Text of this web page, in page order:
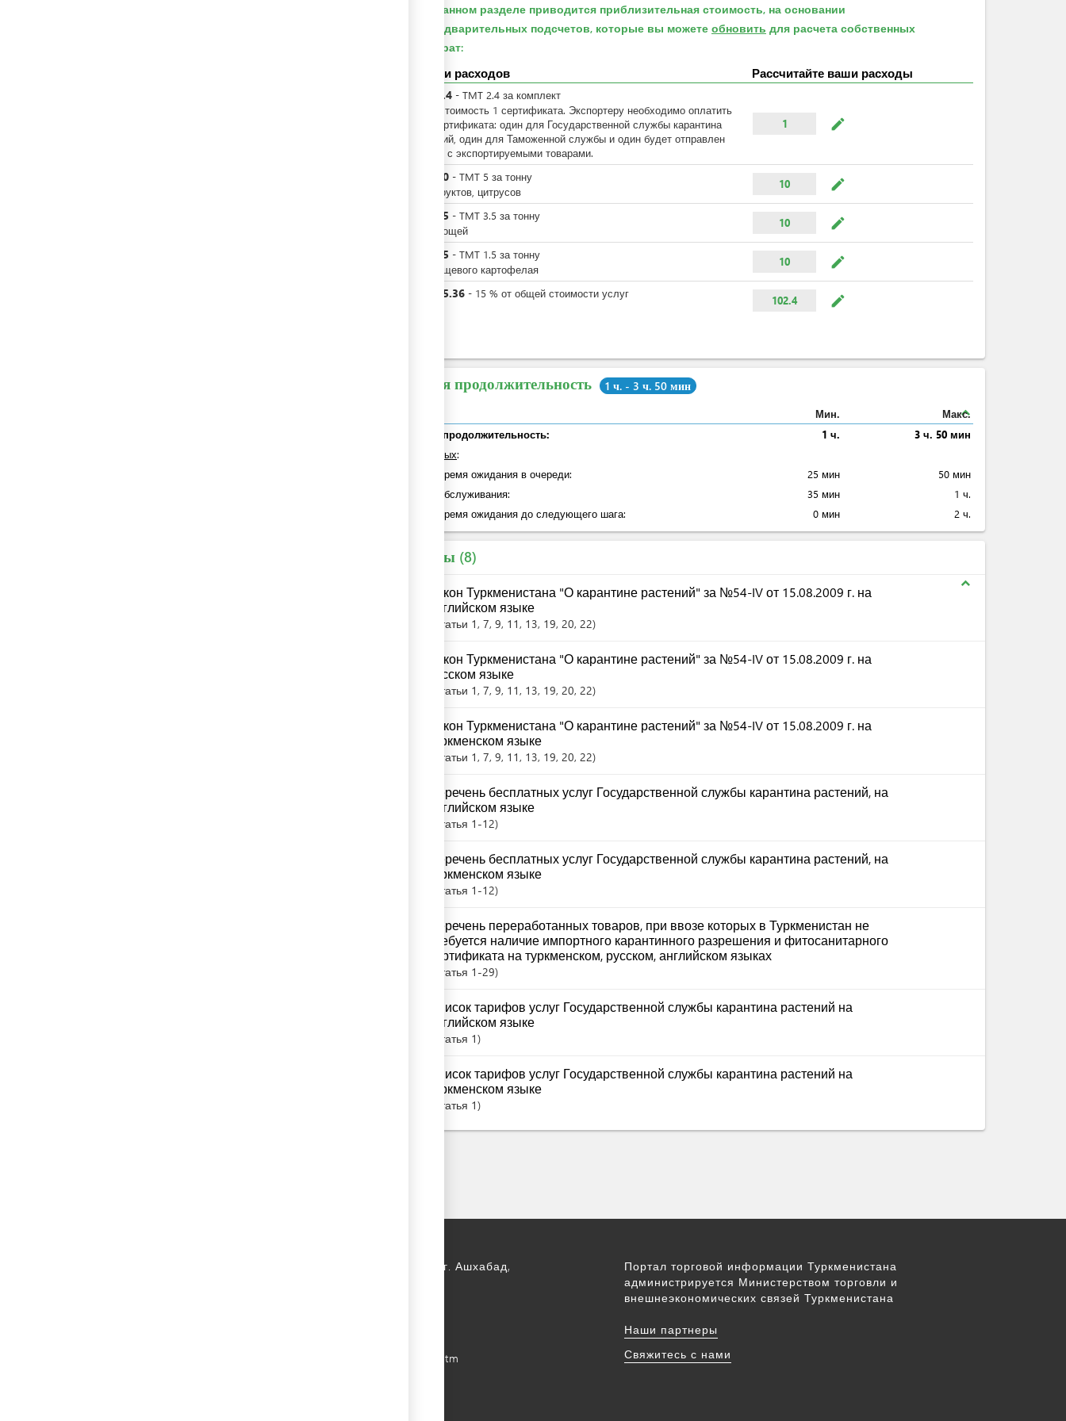
В данном разделе приводится приблизительная стоимость, на основании
предварительных подсчетов, которые вы можете обновить для расчета собственных
затрат:
Детали расходов Рассчитайте ваши расходы
2.4 - TMT 2.4 за комплект
2,76 - стоимость 1 сертификата. Экспортеру необходимо оплатить
за 3 сертификата: один для Государственной службы карантина
растений, один для Таможенной службы и один будет отправлен
вместе с экспортируемыми товарами.
1 mode_edit
50 - TMT 5 за тонну
для фруктов, цитрусов
10 mode_edit
35 - TMT 3.5 за тонну
для овощей
10 mode_edit
15 - TMT 1.5 за тонну
для пищевого картофелая
10 mode_edit
15.36 - 15 % от общей стоимости услуг
102.4 mode_edit
Общая продолжительность 1 ч. - 3 ч. 50 мин
expand_less
Мин.
Макс.
Общая продолжительность:
1 ч.
3 ч. 50 мин
из которых:
общее время ожидания в очереди:
25 мин
50 мин
Время обслуживания:
35 мин
1 ч.
общее время ожидания до следующего шага:
0 мин 2 ч.
Законы 8
expand_less
Закон Туркменистана "О карантине растений" за №54-IV от 15.08.2009 г. на
английском языке
Статьи 1 , 7, 9, 11 , 13, 19, 20, 22
Закон Туркменистана "О карантине растений" за №54-IV от 15.08.2009 г. на
русском языке
Статьи 1 , 7, 9, 11 , 13, 19, 20, 22
Закон Туркменистана "О карантине растений" за №54-IV от 15.08.2009 г. на
туркменском языке
Статьи 1 , 7, 9, 11 , 13, 19, 20, 22
Перечень бесплатных услуг Государственной службы карантина растений, на
английском языке
Статья 1-12
Перечень бесплатных услуг Государственной службы карантина растений, на
туркменском языке
Статья 1-12
Перечень переработанных товаров, при ввозе которых в Туркменистан не
требуется наличие импортного карантинного разрешения и фитосанитарного
сертификата на туркменском, русском, английском языках
Статья 1-29
Список тарифов услуг Государственной службы карантина растений на
английском языке
Статья 1
Список тарифов услуг Государственной службы карантина растений на
туркменском языке
Статья 1
744000, Туркменистан, г. Ашхабад,
www.mintradefer.gov.tm
Портал торговой информации Туркменистана
администрируется Министерством торговли и
внешнеэкономических связей Туркменистана
Наши партнеры
Свяжитесь с нами